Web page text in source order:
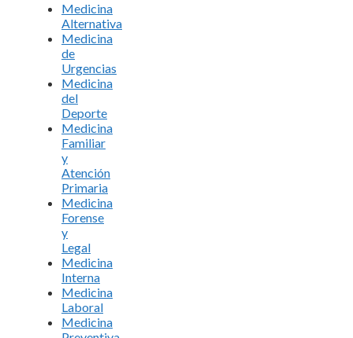
Medicina
Alternativa
Medicina
de
Urgencias
Medicina
del
Deporte
Medicina
Familiar
y
Atención
Primaria
Medicina
Forense
y
Legal
Medicina
Interna
Medicina
Laboral
Medicina